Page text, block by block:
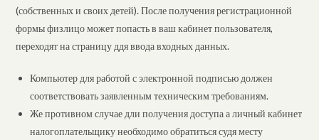
(собственных и своих детей). После получения регистрационной
формы физлицо может попасть в ваш кабинет пользователя,
переходят на страницу ддя ввода входных данных.
Компьютер для работой с электронной подписью должен
соответствовать заявленным техническим требованиям.
Же противном случае дли получения доступа а личный кабинет
налогоплательщику необходимо обратиться судя месту